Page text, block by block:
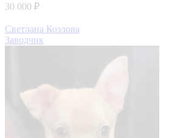
30 000 ₽
Светлана Козлова
Заводчик